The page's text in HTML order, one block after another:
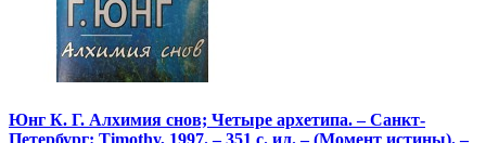
Юнг К. Г. Алхимия снов; Четыре архетипа. – Санкт-
Петербург: Timothy, 1997. – 351 с. ил. – (Момент истины). –